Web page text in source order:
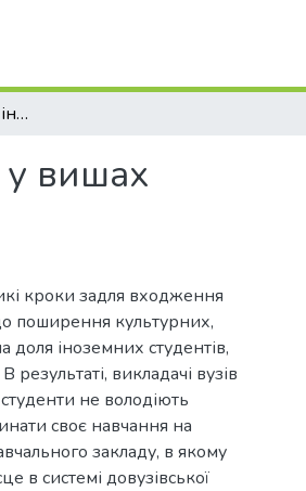
Навчання математики іноземних студентів у вишах агротехнологічного профілю
у вишах
кроки задля входження
поширення культурних,
доля іноземних студентів,
викладачі вузів
не володіють
своє навчання на
закладу, в якому
в системі довузівської